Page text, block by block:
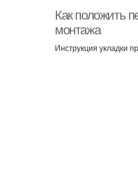
Как положить
монтажа
Инструкция укладки